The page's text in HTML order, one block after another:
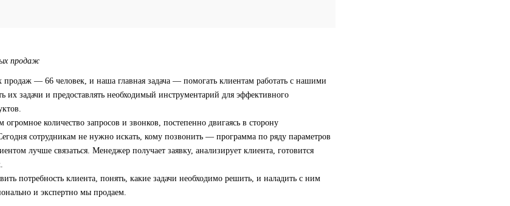
продаж
продаж — 66 человек, и наша главная задача — помогать клиентам работать с нашими
их задачи и предоставлять необходимый инструментарий для эффективного
количество запросов и звонков, постепенно двигаясь в сторону
сотрудникам не нужно искать, кому позвонить — программа по ряду параметров
лучше связаться. Менеджер получает заявку, анализирует клиента, готовится
потребность клиента, понять, какие задачи необходимо решить, и наладить с ним
и экспертно мы продаем.